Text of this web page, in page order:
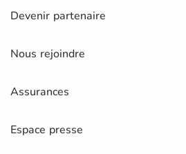
Devenir partenaire
Nous rejoindre
Assurances
Espace presse